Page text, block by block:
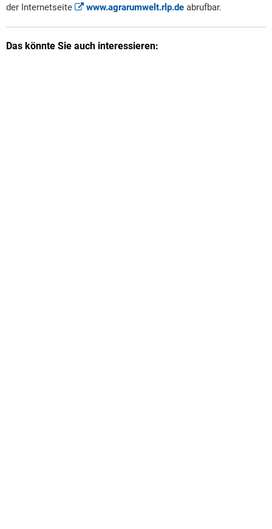
der Internetseite www.agrarumwelt.rlp.deabrufbar.
Das könnte Sie auch interessieren: